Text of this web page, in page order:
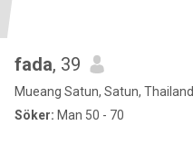
fada, 39
Mueang Satun, Satun, Thailand
Söker: Man 50 - 70